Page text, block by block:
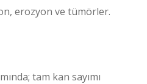
erozyon ve tümörler.
tam kan sayımı